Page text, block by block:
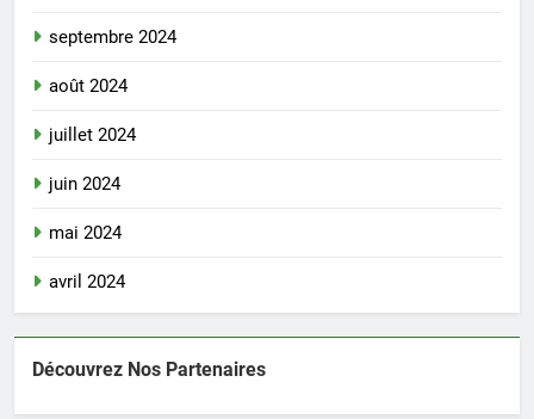
septembre 2024
août 2024
juillet 2024
juin 2024
mai 2024
avril 2024
Découvrez Nos Partenaires